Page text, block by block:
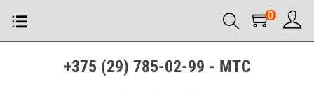
0
+375 (29) 785-02-99 - МТС